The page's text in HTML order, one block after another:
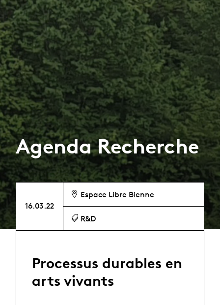
Agenda Recherche
16.03.22
Espace Libre Bienne
R&D
Processus durables en
arts vivants